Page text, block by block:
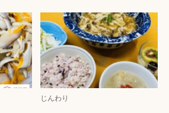
じんわり